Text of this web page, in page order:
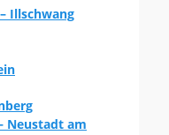
Illschwang
Neustadt am